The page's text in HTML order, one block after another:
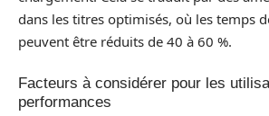
dans les titres optimisés, où les temps
peuvent être réduits de 40 à 60 %.
Facteurs à considérer pour les
performances